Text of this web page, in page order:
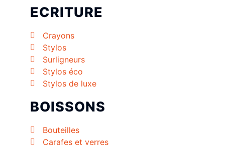
ECRITURE
Crayons
Stylos
Surligneurs
Stylos éco
Stylos de luxe
BOISSONS
Bouteilles
Carafes et verres